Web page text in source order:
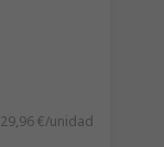
29,96 €/unidad